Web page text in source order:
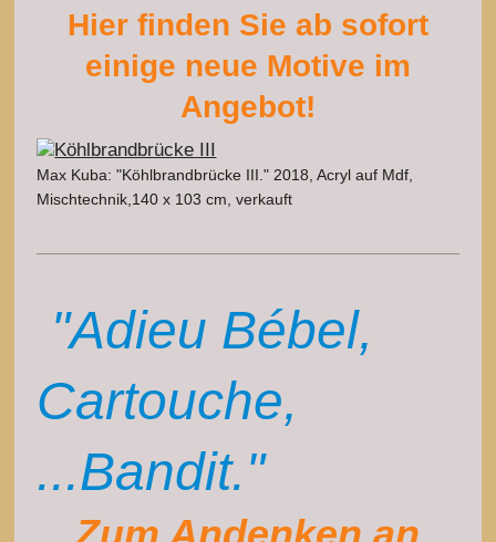
Hier finden Sie ab sofort
einige neue Motive im
Angebot!
Max Kuba: "Köhlbrandbrücke III." 2018, Acryl auf Mdf,
Mischtechnik,140 x 103 cm, verkauft
"Adieu Bébel,
Cartouche,
...Bandit."